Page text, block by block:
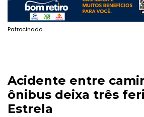
Patrocinado
Acidente entre
ônibus deixa três
Estrela